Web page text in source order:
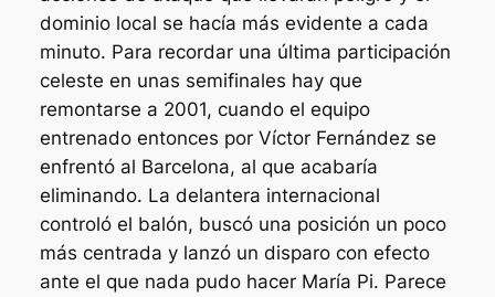
dominio local se hacía más evidente a cada
minuto. Para recordar una última participación
celeste en unas semifinales hay que
remontarse a 2001, cuando el equipo
entrenado entonces por Víctor Fernández se
enfrentó al Barcelona, al que acabaría
eliminando. La delantera internacional
controló el balón, buscó una posición un poco
más centrada y lanzó un disparo con efecto
ante el que nada pudo hacer María Pi. Parece